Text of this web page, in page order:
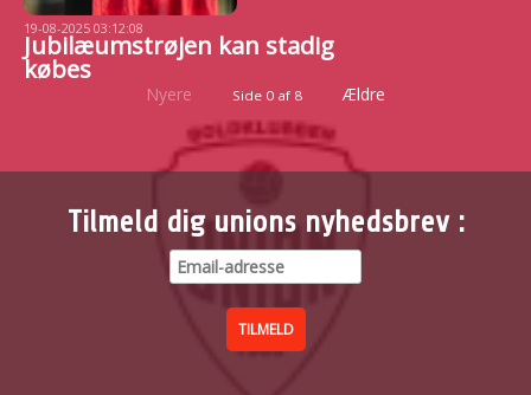
19-08-2025 03:12:08
Jubilæumstrøjen kan stadig
købes
Nyere Side 0 af 8 Ældre
Tilmeld dig unions nyhedsbrev :